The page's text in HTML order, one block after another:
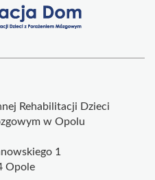
Rehabilitacji Dzieci
w Opolu
1
Opole